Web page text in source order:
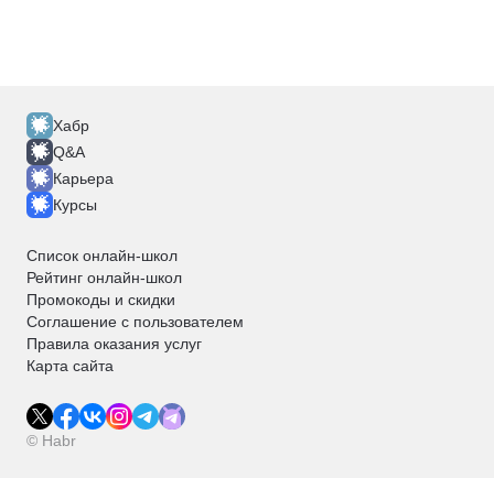
Хабр
Q&A
Карьера
Курсы
Список онлайн-школ
Рейтинг онлайн-школ
Промокоды и скидки
Соглашение с пользователем
Правила оказания услуг
Карта сайта
© Habr